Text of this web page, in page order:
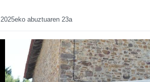
2025eko abuztuaren 23a